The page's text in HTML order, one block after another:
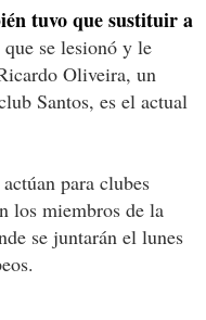
tuvo que sustituir a
que se lesionó y le
Oliveira, un
Santos, es el actual
para clubes
los miembros de la
se juntarán el lunes